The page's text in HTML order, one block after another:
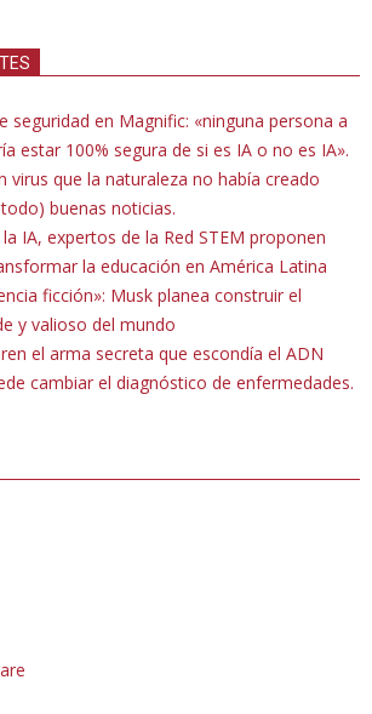
seguridad en Magnific: «ninguna persona a
estar 100% segura de si es IA o no es IA».
virus que la naturaleza no había creado
buenas noticias.
IA, expertos de la Red STEM proponen
la educación en América Latina
ficción»: Musk planea construir el
y valioso del mundo
el arma secreta que escondía el ADN
cambiar el diagnóstico de enfermedades.